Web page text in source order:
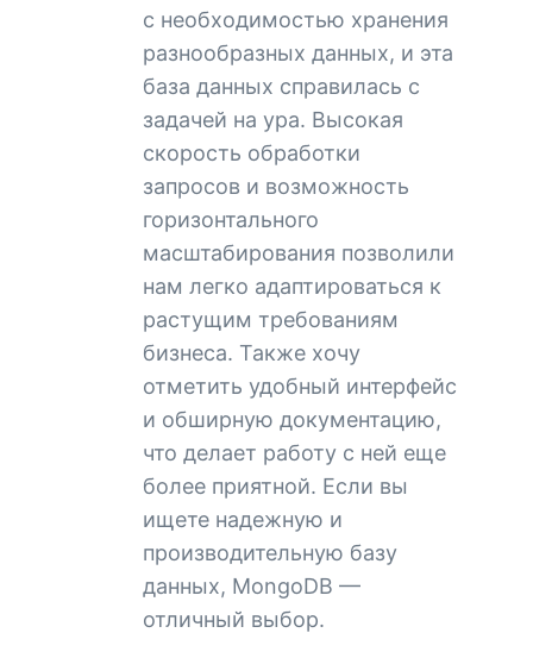
с необходимостью хранения
разнообразных данных, и эта
база данных справилась с
задачей на ура. Высокая
скорость обработки
запросов и возможность
горизонтального
масштабирования позволили
нам легко адаптироваться к
растущим требованиям
бизнеса. Также хочу
отметить удобный интерфейс
и обширную документацию,
что делает работу с ней еще
более приятной. Если вы
ищете надежную и
производительную базу
данных, MongoDB —
отличный выбор.